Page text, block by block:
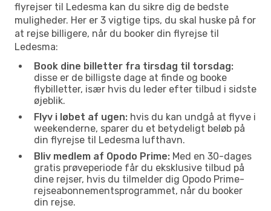
flyrejser til Ledesma kan du sikre dig de bedste
muligheder. Her er 3 vigtige tips, du skal huske på for
at rejse billigere, når du booker din flyrejse til
Ledesma:
Book dine billetter fra tirsdag til torsdag:
disse er de billigste dage at finde og booke
flybilletter, især hvis du leder efter tilbud i sidste
øjeblik.
Flyv i løbet af ugen: hvis du kan undgå at flyve i
weekenderne, sparer du et betydeligt beløb på
din flyrejse til Ledesma lufthavn.
Bliv medlem af Opodo Prime: Med en 30-dages
gratis prøveperiode får du eksklusive tilbud på
dine rejser, hvis du tilmelder dig Opodo Prime-
rejseabonnementsprogrammet, når du booker
din rejse.